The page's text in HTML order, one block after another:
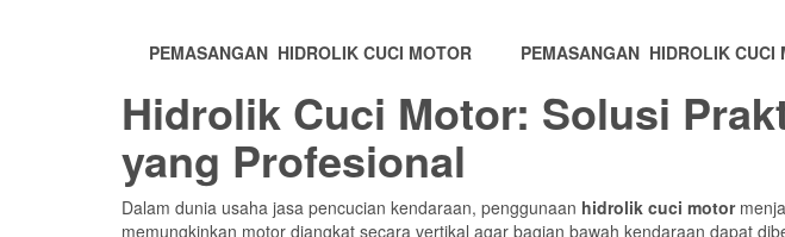
jenis, harga, dan manfaat menggunakan hidrolik cuci motor yang saat ini semakin
Apa Itu Hidrolik Cuci Motor?
Hidrolik cuci motor adalah alat pengangkat motor berbasis sistem hidrolik
bagian kolong atau bawah kendaraan yang sulit dijangkau. Biasanya alat ini terdiri